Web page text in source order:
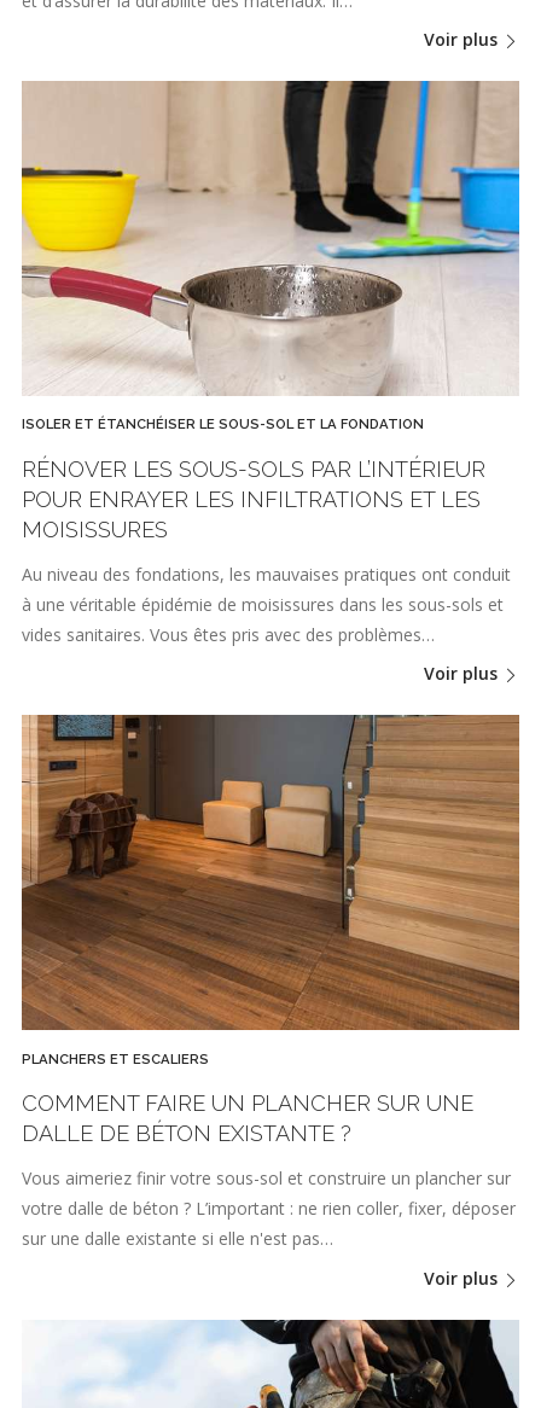
Voir plus
ISOLER ET ÉTANCHÉISER LE SOUS-SOL ET LA FONDATION
RÉNOVER LES SOUS-SOLS PAR L’INTÉRIEUR
POUR ENRAYER LES INFILTRATIONS ET LES
MOISISSURES
Au niveau des fondations, les mauvaises pratiques ont conduit
à une véritable épidémie de moisissures dans les sous-sols et
vides sanitaires. Vous êtes pris avec des problèmes…
Voir plus
PLANCHERS ET ESCALIERS
COMMENT FAIRE UN PLANCHER SUR UNE
DALLE DE BÉTON EXISTANTE ?
Vous aimeriez finir votre sous-sol et construire un plancher sur
votre dalle de béton ? L’important : ne rien coller, fixer, déposer
sur une dalle existante si elle n'est pas…
Voir plus